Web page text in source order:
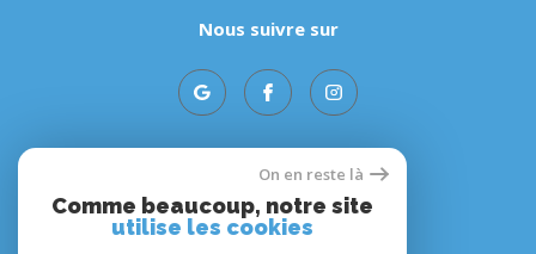
Nous suivre sur
Adhérents
On en reste là
Comme beaucoup, notre site
utilise les cookies